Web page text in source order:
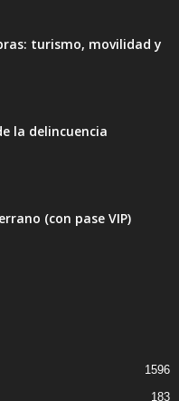
turismo, movilidad y
la delincuencia
(con pase VIP)
1596
183